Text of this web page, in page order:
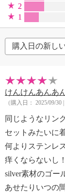
2
1
けんけんあんあ
（購入日： 2025/09/30
同じようなリン
セットみたいに
何よりステンレ
痒くならないし！
silver素材のゴー
あせたりいつの